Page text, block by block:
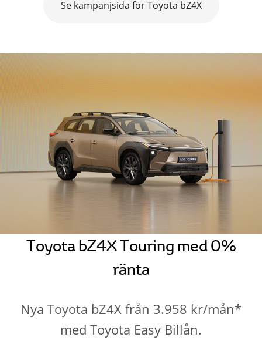
Se kampanjsida för Toyota bZ4X
Toyota bZ4X Touring med 0%
ränta
Nya Toyota bZ4X från 3.958 kr/mån*
med Toyota Easy Billån.